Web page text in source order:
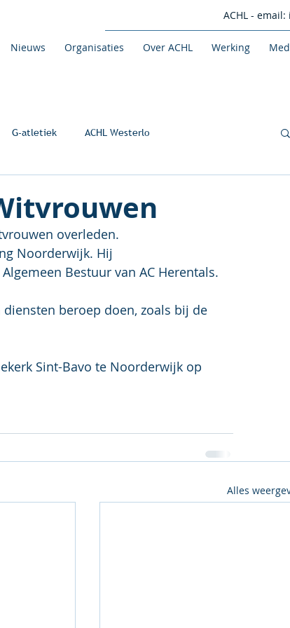
ACHL - email:
Nieuws Organisaties Over ACHL Werking
G-atletiek ACHL Westerlo
overleden.
Noorderwijk. Hij
Bestuur van AC Herentals.
beroep doen, zoals bij de
Sint-Bavo te Noorderwijk op
Alles